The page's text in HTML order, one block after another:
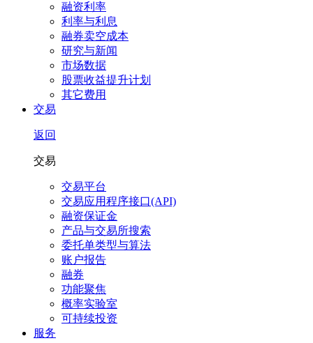
融资利率
利率与利息
融券卖空成本
研究与新闻
市场数据
股票收益提升计划
其它费用
交易
返回
交易
交易平台
交易应用程序接口(API)
融资保证金
产品与交易所搜索
委托单类型与算法
账户报告
融券
功能聚焦
概率实验室
可持续投资
服务